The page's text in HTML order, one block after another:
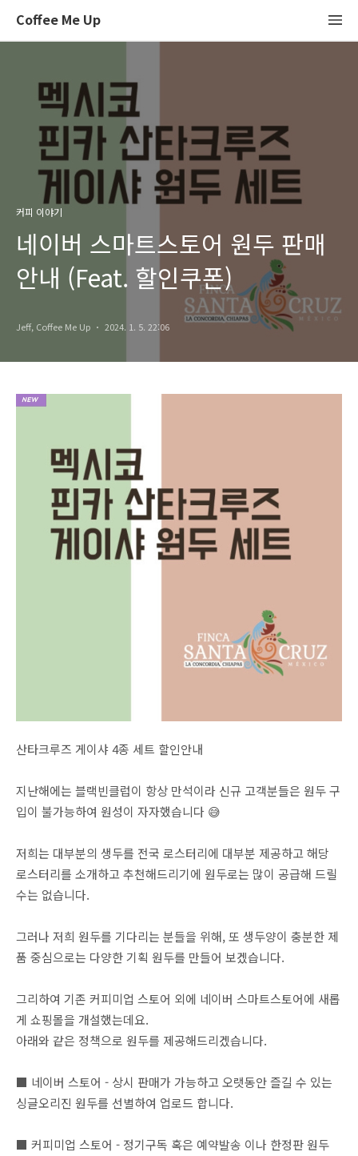
Coffee Me Up
커피 이야기
네이버 스마트스토어 원두 판매
안내 (Feat. 할인쿠폰)
Jeff, Coffee Me Up 2024. 1. 5. 22:06
산타크루즈 게이샤 4종 세트 할인안내
지난해에는 블랙빈클럽이 항상 만석이라 신규 고객분들은 원두 구
입이 불가능하여 원성이 자자했습니다 😅
저희는 대부분의 생두를 전국 로스터리에 대부분 제공하고 해당
로스터리를 소개하고 추천해드리기에 원두로는 많이 공급해 드릴
수는 없습니다.
그러나 저희 원두를 기다리는 분들을 위해, 또 생두양이 충분한 제
품 중심으로는 다양한 기획 원두를 만들어 보겠습니다.
그리하여 기존 커피미업 스토어 외에 네이버 스마트스토어에 새롭
게 쇼핑몰을 개설했는데요.
아래와 같은 정책으로 원두를 제공해드리겠습니다.
■ 네이버 스토어 - 상시 판매가 가능하고 오랫동안 즐길 수 있는
싱글오리진 원두를 선별하여 업로드 합니다.
■ 커피미업 스토어 - 정기구독 혹은 예약발송 이나 한정판 원두